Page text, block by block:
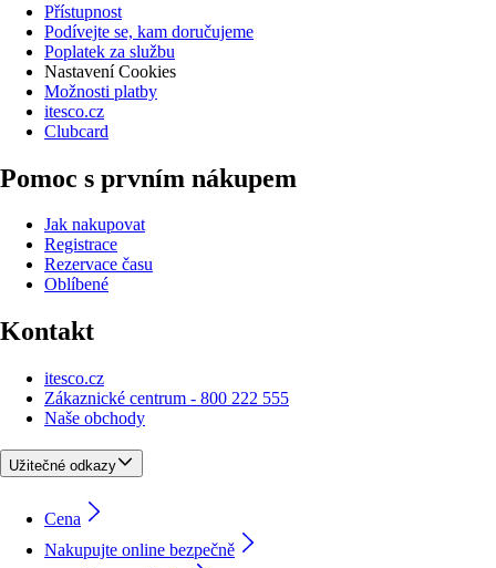
Přístupnost
Podívejte se, kam doručujeme
Poplatek za službu
Nastavení Cookies
Možnosti platby
itesco.cz
Clubcard
Pomoc s prvním nákupem
Jak nakupovat
Registrace
Rezervace času
Oblíbené
Kontakt
itesco.cz
Zákaznické centrum - 800 222 555
Naše obchody
Užitečné odkazy
Cena
Nakupujte online bezpečně